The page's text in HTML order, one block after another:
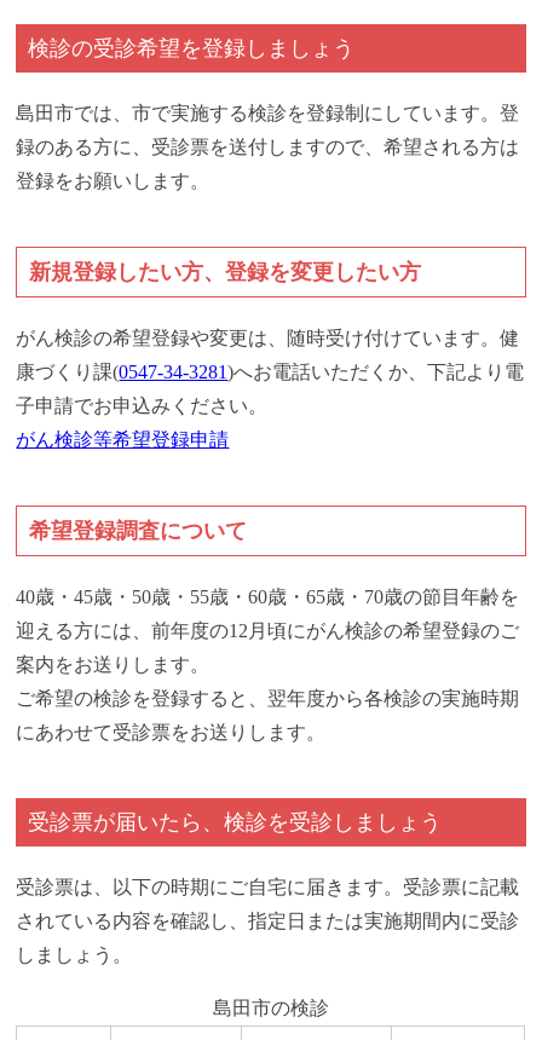
検診の受診希望を登録しましょう
島田市では、市で実施する検診を登録制にしています。登
録のある方に、受診票を送付しますので、希望される方は
登録をお願いします。
新規登録したい方、登録を変更したい方
がん検診の希望登録や変更は、随時受け付けています。健
康づくり課(0547-34-3281)へお電話いただくか、下記より電
子申請でお申込みください。
がん検診等希望登録申請
希望登録調査について
40歳・45歳・50歳・55歳・60歳・65歳・70歳の節目年齢を
迎える方には、前年度の12月頃にがん検診の希望登録のご
案内をお送りします。
ご希望の検診を登録すると、翌年度から各検診の実施時期
にあわせて受診票をお送りします。
受診票が届いたら、検診を受診しましょう
受診票は、以下の時期にご自宅に届きます。受診票に記載
されている内容を確認し、指定日または実施期間内に受診
しましょう。
島田市の検診